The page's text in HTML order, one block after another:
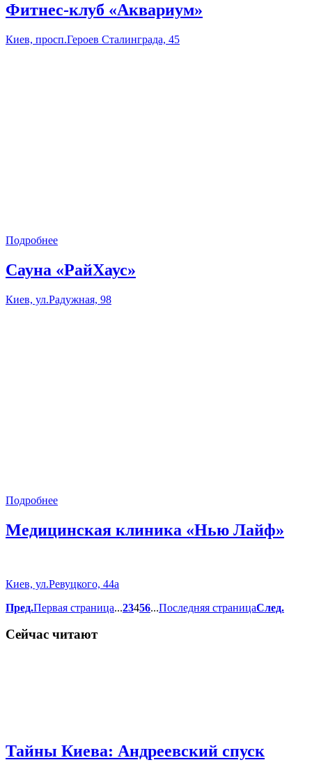
Фитнес-клуб «Аквариум»
Киев, просп.Героев Сталинграда, 45
Подробнее
Сауна «РайХаус»
Киев, ул.Радужная, 98
Подробнее
Медицинская клиника «Нью Лайф»
Киев, ул.Ревуцкого, 44а
Пред.Первая страница...23456...Последняя страницаСлед.
Сейчас читают
Тайны Киева: Андреевский спуск